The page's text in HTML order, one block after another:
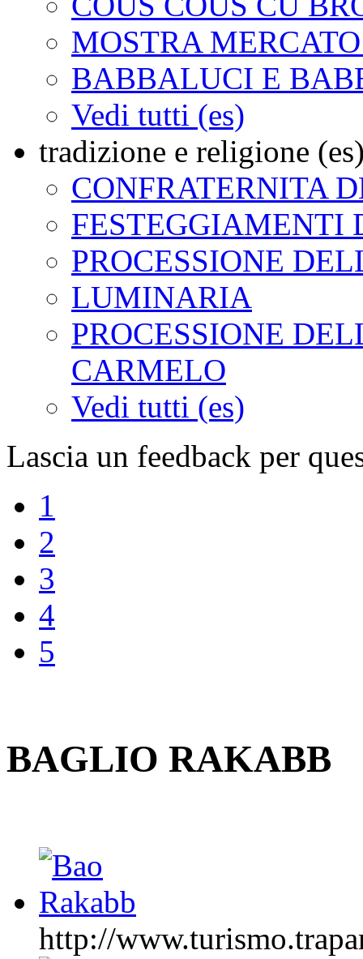
MOSTRA
BABBALUCI E
Vedi tutti (es)
tradizione e religione
CONFRATERNITA
FESTEGGIAMENTI
PROCESSIONE
LUMINARIA
PROCESSIONE
CARMELO
Vedi tutti (es)
Lascia un feedback per
1
2
3
4
5
BAGLIO RAKABB
http://